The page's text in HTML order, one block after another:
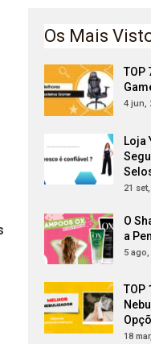
Os Mais
TOP
4 jun,
Loja
21
O
a
5 ago,
TOP
18